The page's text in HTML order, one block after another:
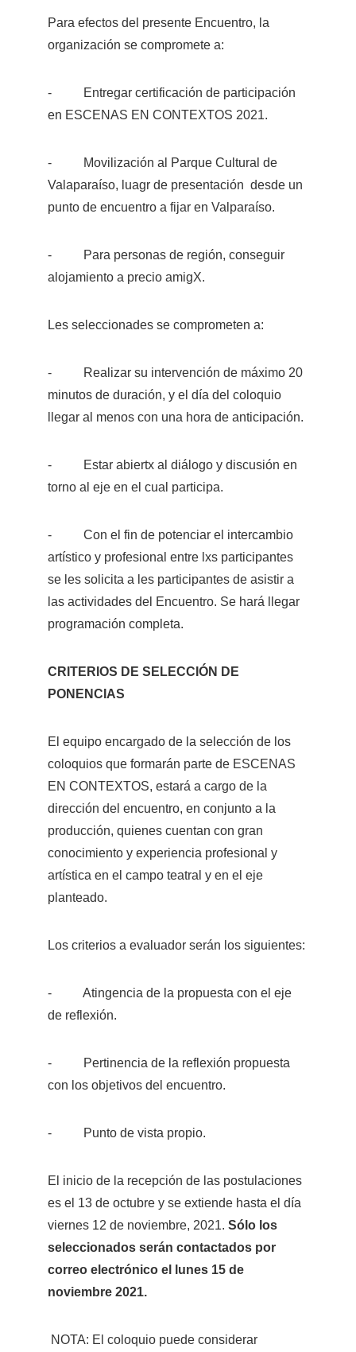
Para efectos del presente Encuentro, la
organización se compromete a:
-          Entregar certificación de participación
en ESCENAS EN CONTEXTOS 2021.
-          Movilización al Parque Cultural de
Valaparaíso, luagr de presentación  desde un
punto de encuentro a fijar en Valparaíso.
-          Para personas de región, conseguir
alojamiento a precio amigX.
Les seleccionades se comprometen a:
-          Realizar su intervención de máximo 20
minutos de duración, y el día del coloquio
llegar al menos con una hora de anticipación.
-          Estar abiertx al diálogo y discusión en
torno al eje en el cual participa.
-          Con el fin de potenciar el intercambio
artístico y profesional entre lxs participantes
se les solicita a les participantes de asistir a
las actividades del Encuentro. Se hará llegar
programación completa.
CRITERIOS DE SELECCIÓN DE
PONENCIAS
El equipo encargado de la selección de los
coloquios que formarán parte de ESCENAS
EN CONTEXTOS, estará a cargo de la
dirección del encuentro, en conjunto a la
producción, quienes cuentan con gran
conocimiento y experiencia profesional y
artística en el campo teatral y en el eje
planteado.
Los criterios a evaluador serán los siguientes:
-          Atingencia de la propuesta con el eje
de reflexión.
-          Pertinencia de la reflexión propuesta
con los objetivos del encuentro.
-          Punto de vista propio.
El inicio de la recepción de las postulaciones
es el 13 de octubre y se extiende hasta el día
viernes 12 de noviembre, 2021. Sólo los
seleccionados serán contactados por
correo electrónico el lunes 15 de
noviembre 2021.
NOTA: El coloquio puede considerar